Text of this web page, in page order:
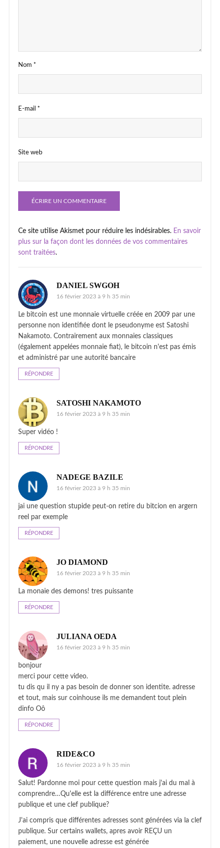
Nom *
E-mail *
Site web
Ce site utilise Akismet pour réduire les indésirables. En savoir
plus sur la façon dont les données de vos commentaires
sont traitées.
DANIEL SWGOH
16 février 2023 à 9 h 35 min
Le bitcoin est une monnaie virtuelle créée en 2009 par une
personne non identifiée dont le pseudonyme est Satoshi
Nakamoto. Contrairement aux monnaies classiques
(également appelées monnaie fiat), le bitcoin n'est pas émis
et administré par une autorité bancaire
RÉPONDRE
SATOSHI NAKAMOTO
16 février 2023 à 9 h 35 min
Super vidéo !
RÉPONDRE
NADEGE BAZILE
16 février 2023 à 9 h 35 min
jai une question stupide peut-on retire du bitcion en argern
reel par exemple
RÉPONDRE
JO DIAMOND
16 février 2023 à 9 h 35 min
La monaie des demons! tres puissante
RÉPONDRE
JULIANA OEDA
16 février 2023 à 9 h 35 min
bonjour
merci pour cette video.
tu dis qu il ny a pas besoin de donner son identite. adresse
et tout, mais sur coinhouse ils me demandent tout plein
dinfo Oô
RÉPONDRE
RIDE&CO
16 février 2023 à 9 h 35 min
Salut! Pardonne moi pour cette question mais j'ai du mal à
comprendre…Qu'elle est la différence entre une adresse
publique et une clef publique?
J'ai compris que différentes adresses sont générées via la clef
publique. Sur certains wallets, apres avoir REÇU un
paiement, une nouvelle adresse est générée